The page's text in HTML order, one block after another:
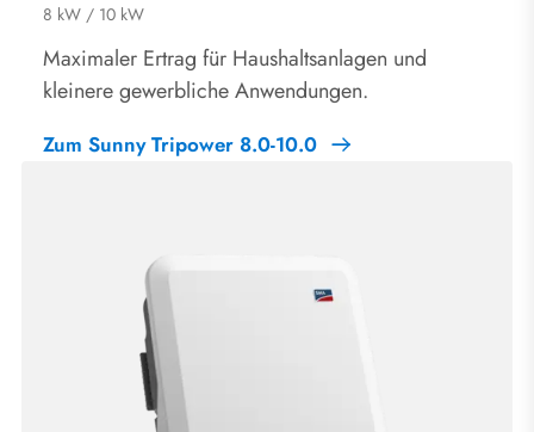
8 kW / 10 kW
Maximaler Ertrag für Haushaltsanlagen und
kleinere gewerbliche Anwendungen.
Zum Sunny Tripower 8.0-10.0